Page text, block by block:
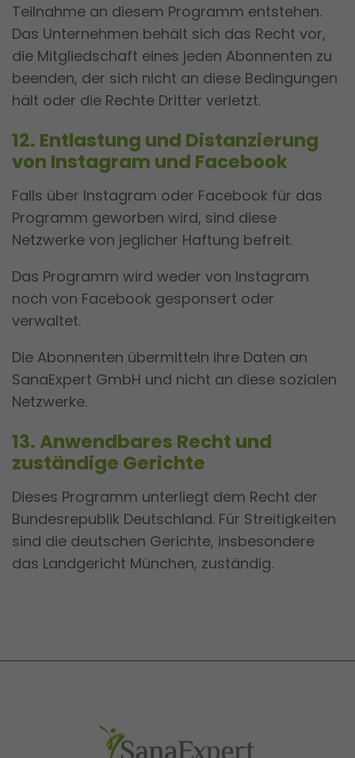
Teilnahme an diesem Programm entstehen.
Das Unternehmen behält sich das Recht vor,
die Mitgliedschaft eines jeden Abonnenten zu
beenden, der sich nicht an diese Bedingungen
hält oder die Rechte Dritter verletzt.
12. Entlastung und Distanzierung
von Instagram und Facebook
Falls über Instagram oder Facebook für das
Programm geworben wird, sind diese
Netzwerke von jeglicher Haftung befreit.
Das Programm wird weder von Instagram
noch von Facebook gesponsert oder
verwaltet.
Die Abonnenten übermitteln ihre Daten an
SanaExpert GmbH und nicht an diese sozialen
Netzwerke.
13. Anwendbares Recht und
zuständige Gerichte
Dieses Programm unterliegt dem Recht der
Bundesrepublik Deutschland. Für Streitigkeiten
sind die deutschen Gerichte, insbesondere
das Landgericht München, zuständig.